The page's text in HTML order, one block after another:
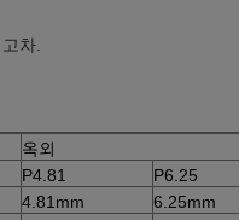
차.
옥외
P4.81
P6.25
4.81mm
6.25mm